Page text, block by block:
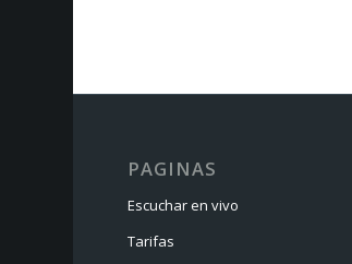
PAGINAS
Escuchar en vivo
Tarifas